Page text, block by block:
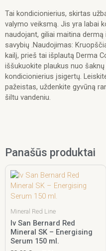
Plus
–
Nourishing
Solution
Conditioner
300
ml.
Tai kondicionierius, skirtas
valymo veiksmą. Jis yra labai
naudojant, giliai maitina
savybių .Naudojimas:
kailį, prieš tai išplautą Derma
iššukuokite plaukus nuo šaknų
kondicionierius įsigertų.
pažeistas, uždenkite gyvūną
šiltu vandeniu.
Panašūs produktai
Mineral Red Line
Iv San Bernard Red
Mineral SK – Energising
Serum 150 ml.